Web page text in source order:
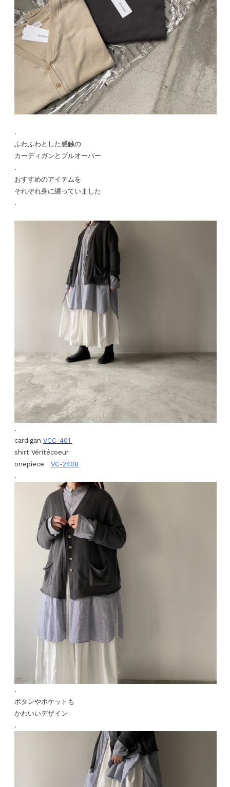
.
ふわふわとした感触の
カーディガンとプルオーバー
.
おすすめのアイテムを
それぞれ身に纏っていました
.
.
cardigan VCC-401
shirt Véritécoeur
onepiece VC-2408
.
.
ボタンやポケットも
かわいいデザイン
.